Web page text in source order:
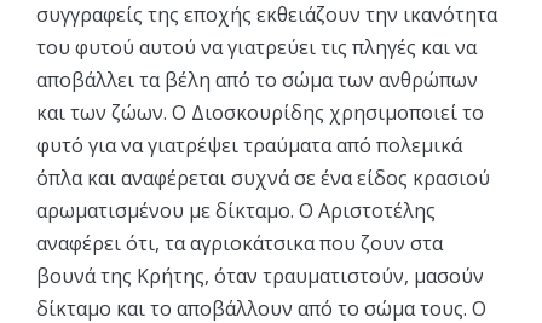
συγγραφείς της εποχής εκθειάζουν την ικανότητα
του φυτού αυτού να γιατρεύει τις πληγές και να
αποβάλλει τα βέλη από το σώμα των ανθρώπων
και των ζώων. Ο Διοσκουρίδης χρησιμοποιεί το
φυτό για να γιατρέψει τραύματα από πολεμικά
όπλα και αναφέρεται συχνά σε ένα είδος κρασιού
αρωματισμένου με δίκταμο. Ο Αριστοτέλης
αναφέρει ότι, τα αγριοκάτσικα που ζουν στα
βουνά της Κρήτης, όταν τραυματιστούν, μασούν
δίκταμο και το αποβάλλουν από το σώμα τους. Ο